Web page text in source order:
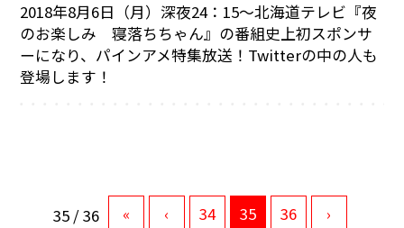
2018年8月6日（月）深夜24：15～北海道テレビ『夜
のお楽しみ 寝落ちちゃん』の番組史上初スポンサ
ーになり、パインアメ特集放送！Twitterの中の人も
登場します！
35 / 36 « ‹ 34 35 36 ›